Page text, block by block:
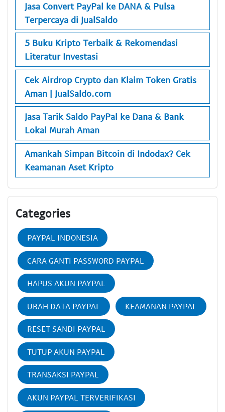
Jasa Convert PayPal ke DANA & Pulsa
Terpercaya di JualSaldo
5 Buku Kripto Terbaik & Rekomendasi
Literatur Investasi
Cek Airdrop Crypto dan Klaim Token Gratis
Aman | JualSaldo.com
Jasa Tarik Saldo PayPal ke Dana & Bank
Lokal Murah Aman
Amankah Simpan Bitcoin di Indodax? Cek
Keamanan Aset Kripto
Categories
PAYPAL INDONESIA
CARA GANTI PASSWORD PAYPAL
HAPUS AKUN PAYPAL
UBAH DATA PAYPAL KEAMANAN PAYPAL
RESET SANDI PAYPAL
TUTUP AKUN PAYPAL
TRANSAKSI PAYPAL
AKUN PAYPAL TERVERIFIKASI